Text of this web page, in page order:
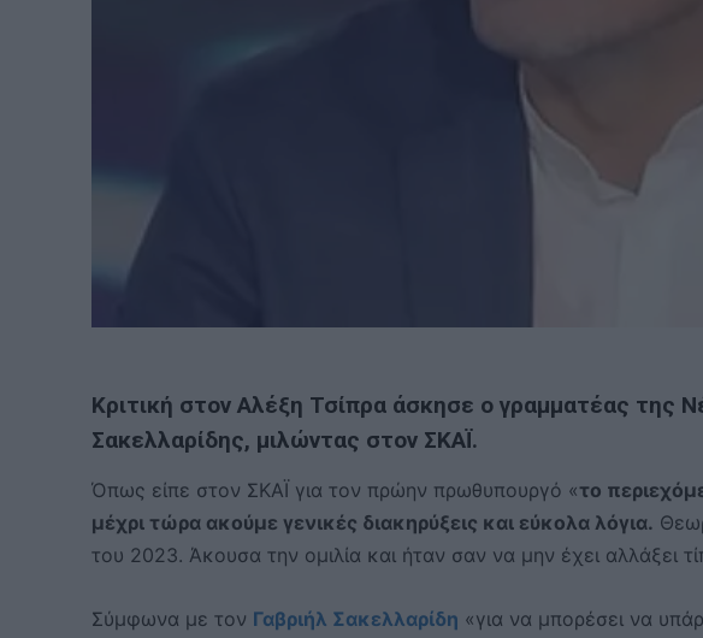
Κριτική στον Αλέξη Τσίπρα άσκησε ο γραμματέας της
Σακελλαρίδης, μιλώντας στον ΣΚΑΪ.
Όπως είπε στον ΣΚΑΪ για τον πρώην πρωθυπουργό «το
μέχρι τώρα ακούμε γενικές διακηρύξεις και εύκολα λόγια.
του 2023. Άκουσα την ομιλία και ήταν σαν να μην έχει αλλάξει
Σύμφωνα με τον Γαβριήλ Σακελλαρίδη «για να μπορέσει να